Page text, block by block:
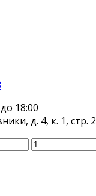
18:00
д. 4, к. 1, стр. 2